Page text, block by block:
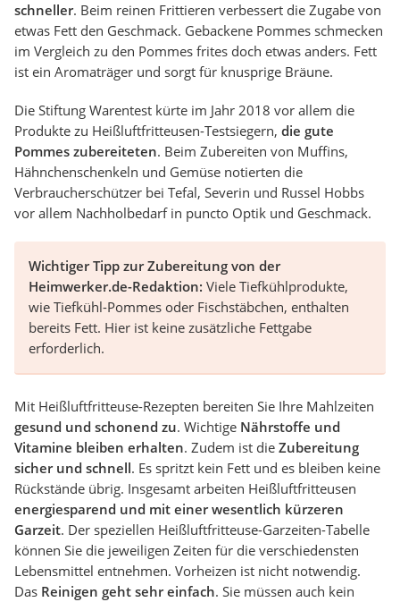
schneller. Beim reinen Frittieren verbessert die Zugabe von
etwas Fett den Geschmack. Gebackene Pommes schmecken
im Vergleich zu den Pommes frites doch etwas anders. Fett
ist ein Aromaträger und sorgt für knusprige Bräune.
Die Stiftung Warentest kürte im Jahr 2018 vor allem die
Produkte zu Heißluftfritteusen-Testsiegern, die gute
Pommes zubereiteten. Beim Zubereiten von Muffins,
Hähnchenschenkeln und Gemüse notierten die
Verbraucherschützer bei Tefal, Severin und Russel Hobbs
vor allem Nachholbedarf in puncto Optik und Geschmack.
Wichtiger Tipp zur Zubereitung von der
Heimwerker.de-Redaktion: Viele Tiefkühlprodukte,
wie Tiefkühl-Pommes oder Fischstäbchen, enthalten
bereits Fett. Hier ist keine zusätzliche Fettgabe
erforderlich.
Mit Heißluftfritteuse-Rezepten bereiten Sie Ihre Mahlzeiten
gesund und schonend zu. Wichtige Nährstoffe und
Vitamine bleiben erhalten. Zudem ist die Zubereitung
sicher und schnell. Es spritzt kein Fett und es bleiben keine
Rückstände übrig. Insgesamt arbeiten Heißluftfritteusen
energiesparend und mit einer wesentlich kürzeren
Garzeit. Der speziellen Heißluftfritteuse-Garzeiten-Tabelle
können Sie die jeweiligen Zeiten für die verschiedensten
Lebensmittel entnehmen. Vorheizen ist nicht notwendig.
Das Reinigen geht sehr einfach. Sie müssen auch kein